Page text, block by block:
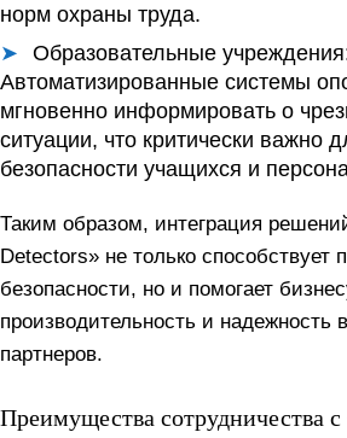
норм охраны труда.
Образовательные
Автоматизированные системы
мгновенно информировать о
ситуации, что критически важно
безопасности учащихся и
Таким образом, интеграция
Detectors» не только
безопасности, но и помогает
производительность и надежность
партнеров.
Преимущества